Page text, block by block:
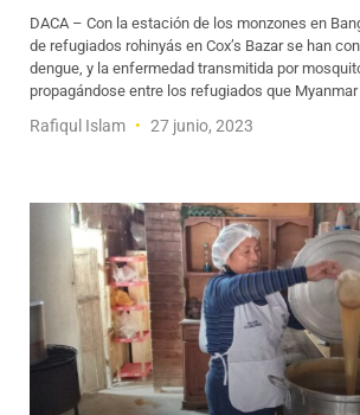
DACA – Con la estación de los monzones en
de refugiados rohinyás en Cox’s Bazar se han
dengue, y la enfermedad transmitida por
propagándose entre los refugiados que
Rafiqul Islam 27 junio, 2023